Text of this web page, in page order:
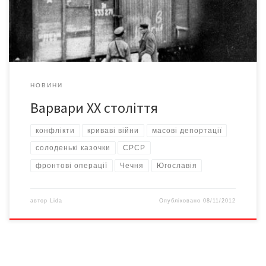
Процес розпочався ще до вересня 1939-го, коли з
гітлерівської Німеччини після прийняття в ній расистських […]
НОВИНИ
Варвари ХХ століття
конфлікти криваві війни масові депортації
солоденькі казочки СРСР
фронтові операції Чечня Югославія
автор Lida Опубліковано08/11/2012